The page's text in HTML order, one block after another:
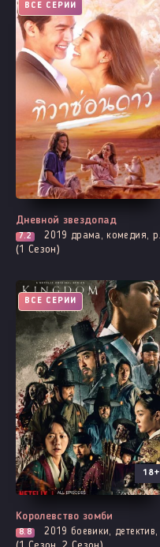
ВСЕ СЕРИИ
Дневной звездопад
7.2 2019 драма, комедия, романтика
(1 Сезон)
ВСЕ СЕРИИ
18+
Королевство зомби
8.8 2019 боевики, детектив, история, борьба за власть, вебтун, политика, триллер, ужасы